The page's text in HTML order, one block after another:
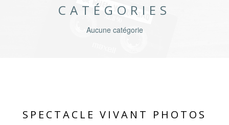
CATÉGORIES
Aucune catégorie
SPECTACLE VIVANT PHOTOS